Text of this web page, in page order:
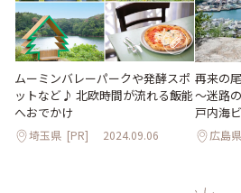
ムーミンバレーパークや発酵スポ
ットなど♪ 北欧時間が流れる飯能
へおでかけ
埼玉県 [PR] 2024.09.06
再来の
～迷路
戸内海
広島県